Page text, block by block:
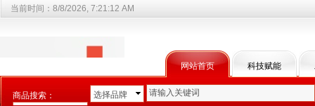
网站首页 科技赋能
当前时间： 8/8/2026, 7:21:12 AM
商品搜索：
选择品牌